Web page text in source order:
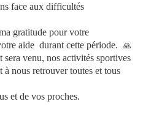
face aux difficultés
gratitude pour votre
aide durant cette période. 🙏
venu, nos activités sportives
à nous retrouver toutes et tous
et de vos proches.